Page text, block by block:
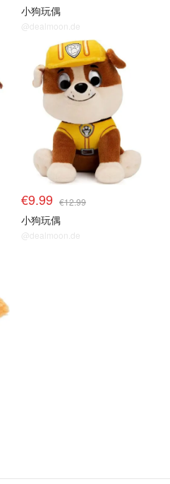
小狗玩偶
@dealmoon.de
€9.99 €12.99
小狗玩偶
@dealmoon.de